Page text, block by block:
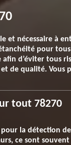
et nécessaire à
pour
d’éviter tous
de qualité.
tout 78270
la détection
ce sont